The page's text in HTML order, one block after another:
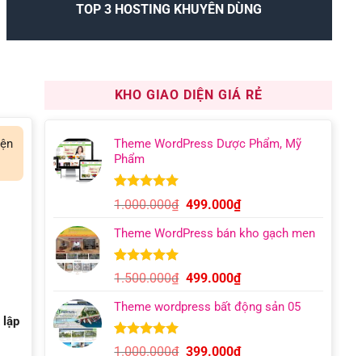
TOP 3 HOSTING KHUYÊN DÙNG
lập
KHO GIAO DIỆN GIÁ RẺ
Theme WordPress Dược Phẩm, Mỹ
Phẩm
5.00trên 5
dựa trên
12
đánh giá
1.000.000₫ Giá
là:
499.000₫Giá
tại
499.000₫.
Theme WordPress bán kho gạch men
5.00trên 5
dựa trên
9
đánh giá
1.500.000₫ Giá
là:
499.000₫Giá
tại
499.000₫.
Theme wordpress bất động sản 05
5.00trên 5
6
1.000.000₫ Giá
399.000₫Giá